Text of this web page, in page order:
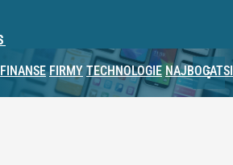
FINANSE FIRMY TECHNOLOGIE NAJBOGATSI